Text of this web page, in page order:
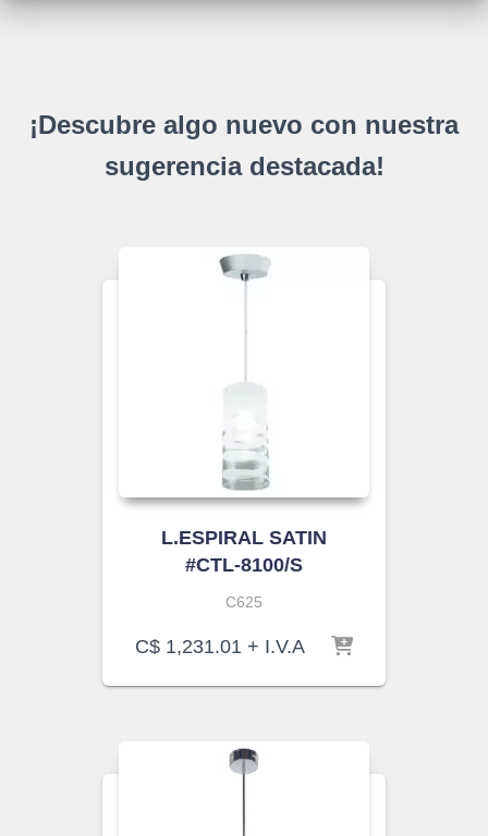
¡Descubre algo nuevo con nuestra
sugerencia destacada!
L.ESPIRAL SATIN
#CTL-8100/S
C625
C$ 1,231.01 + I.V.A